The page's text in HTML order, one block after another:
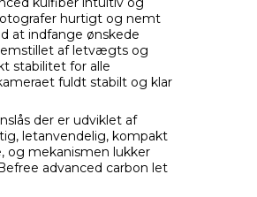
hurtigt og nemt
at indfange ønskede
af letvægts og
stabilitet for alle
fuldt stabilt og klar
der er udviklet af
letanvendelig, kompakt
og mekanismen lukker
advanced carbon let